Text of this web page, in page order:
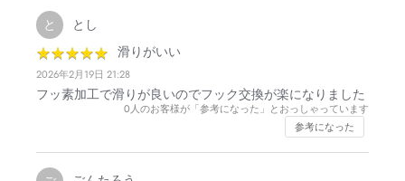
と とし
★★★★★
★★★★★ 滑りがいい
2026年2月19日 21:28
フッ素加工で滑りが良いのでフック交換が楽になりました
0人のお客様が「参考になった」とおっしゃっています
参考になった